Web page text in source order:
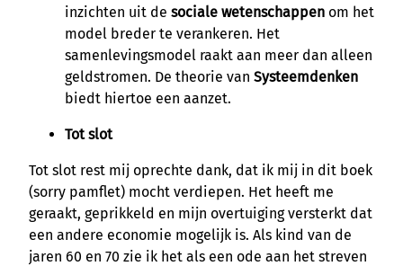
inzichten uit de sociale wetenschappen om het
model breder te verankeren. Het
samenlevingsmodel raakt aan meer dan alleen
geldstromen. De theorie van Systeemdenken
biedt hiertoe een aanzet.
Tot slot
Tot slot rest mij oprechte dank, dat ik mij in dit boek
(sorry pamflet) mocht verdiepen. Het heeft me
geraakt, geprikkeld en mijn overtuiging versterkt dat
een andere economie mogelijk is. Als kind van de
jaren 60 en 70 zie ik het als een ode aan het streven